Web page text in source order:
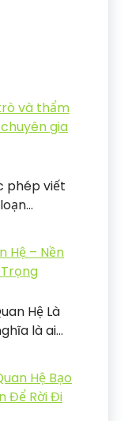
và thẩm
gia
phép viết
Hệ – Nền
Hệ Là
là ai…
Hệ Bạo
Để Rời Đi